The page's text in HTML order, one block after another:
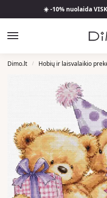
☀️ -10% nuolaida
Dimo.lt / Hobių ir laisvalaikio